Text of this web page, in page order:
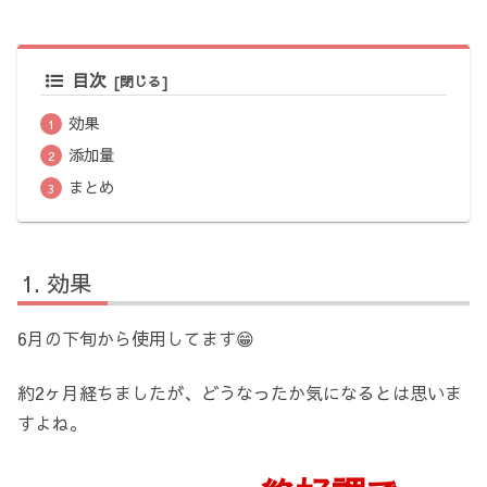
目次
効果
添加量
まとめ
効果
6月の下旬から使用してます😁
約2ヶ月経ちましたが、どうなったか気になるとは思いま
すよね。